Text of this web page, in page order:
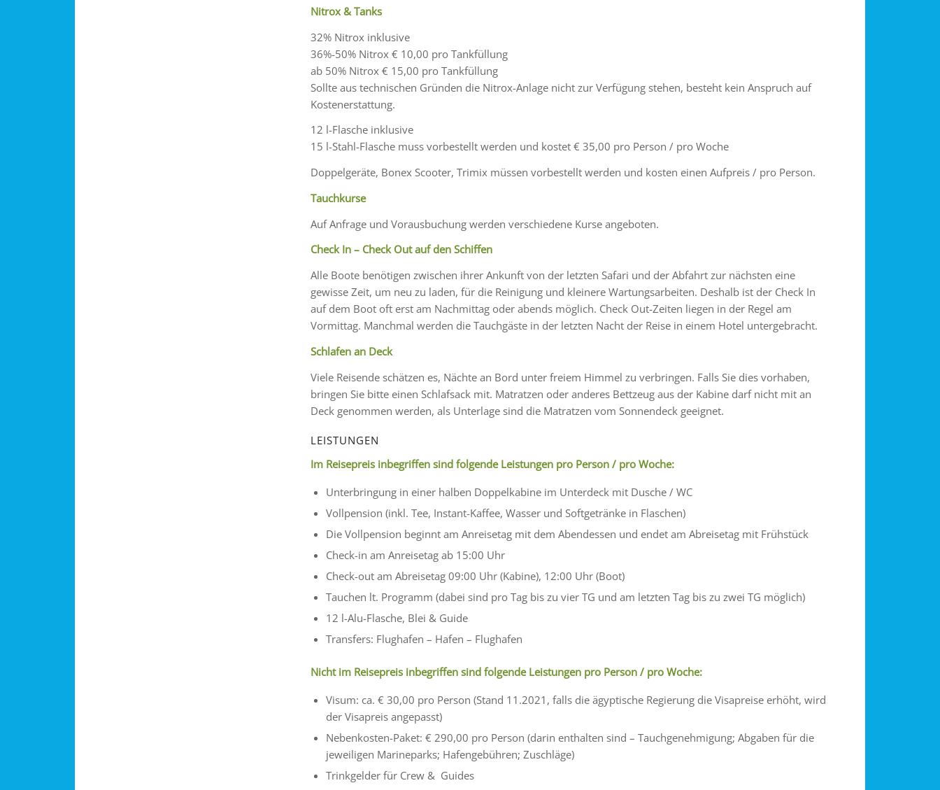
Nitrox & Tanks
32% Nitrox inklusive
36%-50% Nitrox € 10,00 pro Tankfüllung
ab 50% Nitrox € 15,00 pro Tankfüllung
Sollte aus technischen Gründen die Nitrox-Anlage nicht zur Verfügung stehen, besteht kein Anspruch auf
Kostenerstattung.
12 l-Flasche inklusive
15 l-Stahl-Flasche muss vorbestellt werden und kostet € 35,00 pro Person / pro Woche
Doppelgeräte, Bonex Scooter, Trimix müssen vorbestellt werden und kosten einen Aufpreis / pro Person.
Tauchkurse
Auf Anfrage und Vorausbuchung werden verschiedene Kurse angeboten.
Check In – Check Out auf den Schiffen
Alle Boote benötigen zwischen ihrer Ankunft von der letzten Safari und der Abfahrt zur nächsten eine
gewisse Zeit, um neu zu laden, für die Reinigung und kleinere Wartungsarbeiten. Deshalb ist der Check In
auf dem Boot oft erst am Nachmittag oder abends möglich. Check Out-Zeiten liegen in der Regel am
Vormittag. Manchmal werden die Tauchgäste in der letzten Nacht der Reise in einem Hotel untergebracht.
Schlafen an Deck
Viele Reisende schätzen es, Nächte an Bord unter freiem Himmel zu verbringen. Falls Sie dies vorhaben,
bringen Sie bitte einen Schlafsack mit. Matratzen oder anderes Bettzeug aus der Kabine darf nicht mit an
Deck genommen werden, als Unterlage sind die Matratzen vom Sonnendeck geeignet.
LEISTUNGEN
Im Reisepreis inbegriffen sind folgende Leistungen pro Person / pro Woche:
Unterbringung in einer halben Doppelkabine im Unterdeck mit Dusche / WC
Vollpension (inkl. Tee, Instant-Kaffee, Wasser und Softgetränke in Flaschen)
Die Vollpension beginnt am Anreisetag mit dem Abendessen und endet am Abreisetag mit Frühstück
Check-in am Anreisetag ab 15:00 Uhr
Check-out am Abreisetag 09:00 Uhr (Kabine), 12:00 Uhr (Boot)
Tauchen lt. Programm (dabei sind pro Tag bis zu vier TG und am letzten Tag bis zu zwei TG möglich)
12 l-Alu-Flasche, Blei & Guide
Transfers: Flughafen – Hafen – Flughafen
Nicht im Reisepreis inbegriffen sind folgende Leistungen pro Person / pro Woche:
Visum: ca. € 30,00 pro Person (Stand 11.2021, falls die ägyptische Regierung die Visapreise erhöht, wird
der Visapreis angepasst)
Nebenkosten-Paket: € 290,00 pro Person (darin enthalten sind – Tauchgenehmigung; Abgaben für die
jeweiligen Marineparks; Hafengebühren; Zuschläge)
Trinkgelder für Crew & Guides